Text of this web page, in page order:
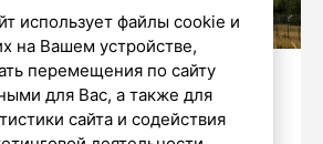
Глуз / «Петербургский
использует файлы cookie и
на Вашем устройстве,
перемещения по сайту
для Вас, а также для
сайта и содействия